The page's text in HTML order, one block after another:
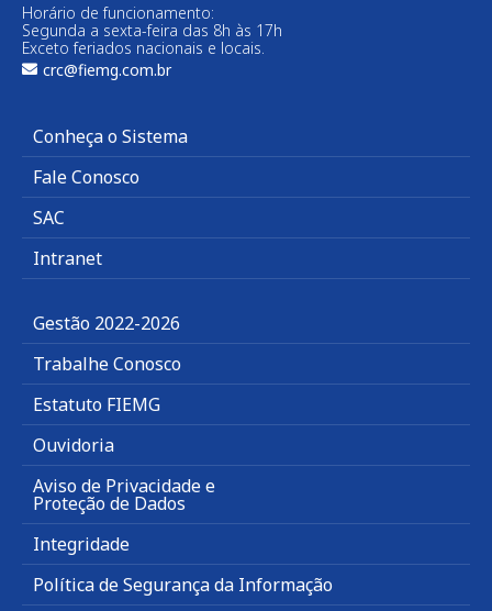
Horário de funcionamento:
Segunda a sexta-feira das 8h às 17h
Exceto feriados nacionais e locais.
crc@fiemg.com.br
Conheça o Sistema
Fale Conosco
SAC
Intranet
Gestão 2022-2026
Trabalhe Conosco
Estatuto FIEMG
Ouvidoria
Aviso de Privacidade e
Proteção de Dados
Integridade
Política de Segurança da Informação